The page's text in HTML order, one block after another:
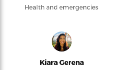
Health and emergencies
Kiara Gerena